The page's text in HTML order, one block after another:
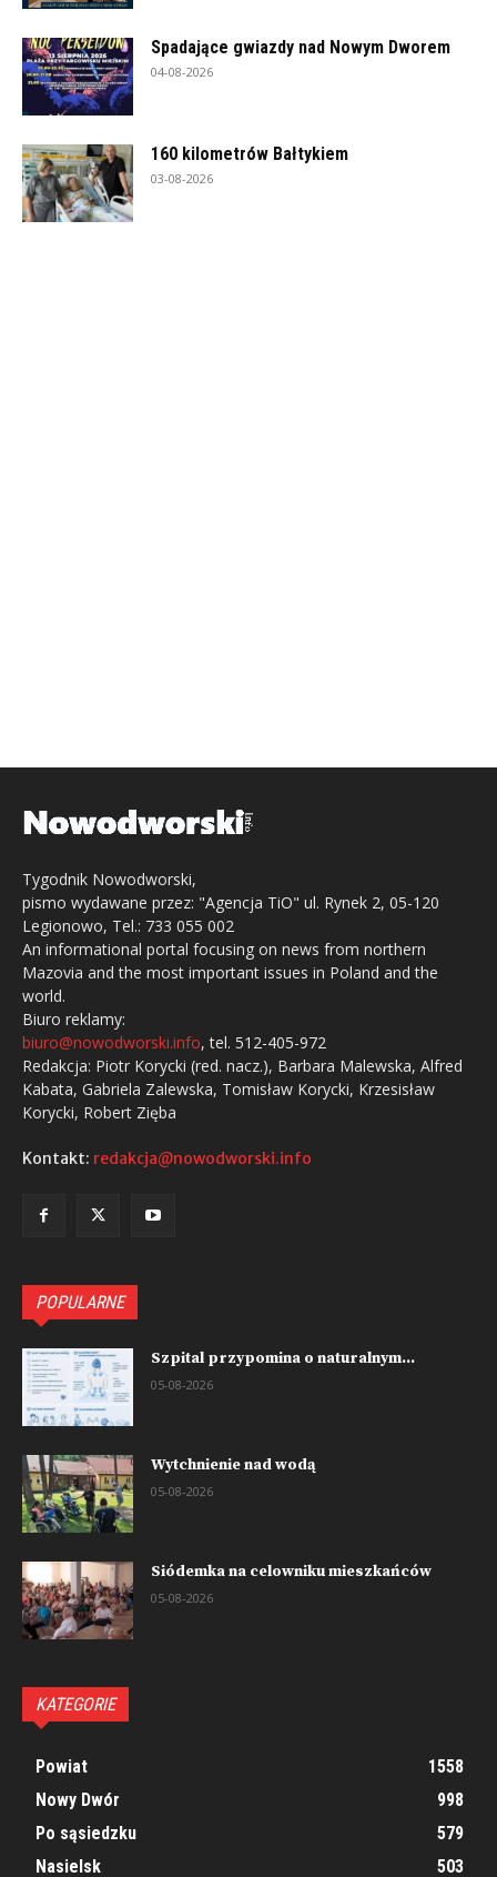
Spadające gwiazdy nad Nowym Dworem
04-08-2026
160 kilometrów Bałtykiem
03-08-2026
Tygodnik Nowodworski,
pismo wydawane przez: "Agencja TiO" ul. Rynek 2, 05-120
Legionowo, Tel.: 733 055 002
An informational portal focusing on news from northern
Mazovia and the most important issues in Poland and the
world.
Biuro reklamy:
biuro@nowodworski.info, tel. 512-405-972
Redakcja: Piotr Korycki (red. nacz.), Barbara Malewska, Alfred
Kabata, Gabriela Zalewska, Tomisław Korycki, Krzesisław
Korycki, Robert Zięba
Kontakt: redakcja@nowodworski.info
POPULARNE
Szpital przypomina o naturalnym...
05-08-2026
Wytchnienie nad wodą
05-08-2026
Siódemka na celowniku mieszkańców
05-08-2026
KATEGORIE
Powiat
1558
Nowy Dwór
998
Po sąsiedzku
579
Nasielsk
503